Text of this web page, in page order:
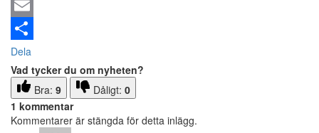
Email
Dela
Vad tycker du om nyheten?
Bra: 9 Dåligt: 0
1 kommentar
Kommentarer är stängda för detta inlägg.